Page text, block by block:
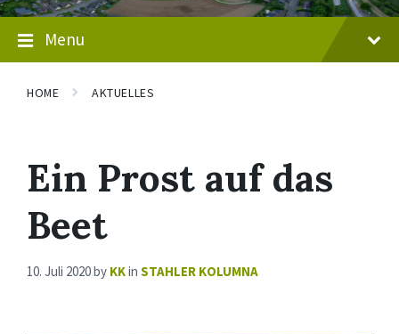
Menu
HOME AKTUELLES
Ein Prost auf das
Beet
10. Juli 2020by KKin STAHLER KOLUMNA